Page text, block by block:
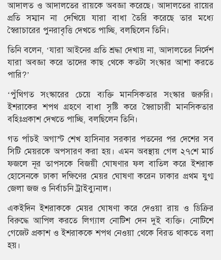
আদালত ও আদালতের রায়কে অবজ্ঞা করেছে। আদালতের রায়ের
প্রতি সম্মান না দেখিয়ে যারা বাধা তৈরি করেছে তার মধ্যে
স্বৈরাচারের পুনরাবৃত্তি দেখতে পাচ্ছি, বলছিলেন তিনি।
তিনি বলেন, ‘যারা আইনের প্রতি শ্রদ্ধা দেখায় না, আদালতের নির্দেশ
যারা অবজ্ঞা করে তাদের কাছ থেকে কতটা সংস্কার আশা করতে
পারি?’
‘পুঁথিগত সংস্কারের চেয়ে ব্যক্তি মানসিকতার সংস্কার জরুরি।
ইশরাকের শপথ গ্রহণে বাধা সৃষ্টি করে স্বৈরাচারী মানসিকতার
বহিঃপ্রকাশ দেখতে পাচ্ছি, বলছিলেন তিনি।
গত পাঁচই অগাস্ট শেখ হাসিনার সরকার পতনের পর দেশের সব
সিটি মেয়রকে অপসারণ করা হয়। এমন অবস্থায় গেল ২৭শে মার্চ
ফজলে নূর তাপসকে বিজয়ী ঘোষণার ফল বাতিল করে ইশরাক
হোসেনকে ঢাকা দক্ষিণের মেয়র ঘোষণা করেন ঢাকার প্রথম যুগ্ম
জেলা জজ ও নির্বাচনি ট্রাইব্যুনাল।
একইদিন ইশরাককে মেয়র ঘোষণা করে দেওয়া রায় ও ডিক্রির
বিরুদ্ধে আপিল করতে লিগ্যাল নোটিশ দেন দুই ব্যক্তি। নোটিশে
গেজেট প্রকাশ ও ইশরাককে শপথ নেওয়া থেকে বিরত থাকতে বলা
হয়।